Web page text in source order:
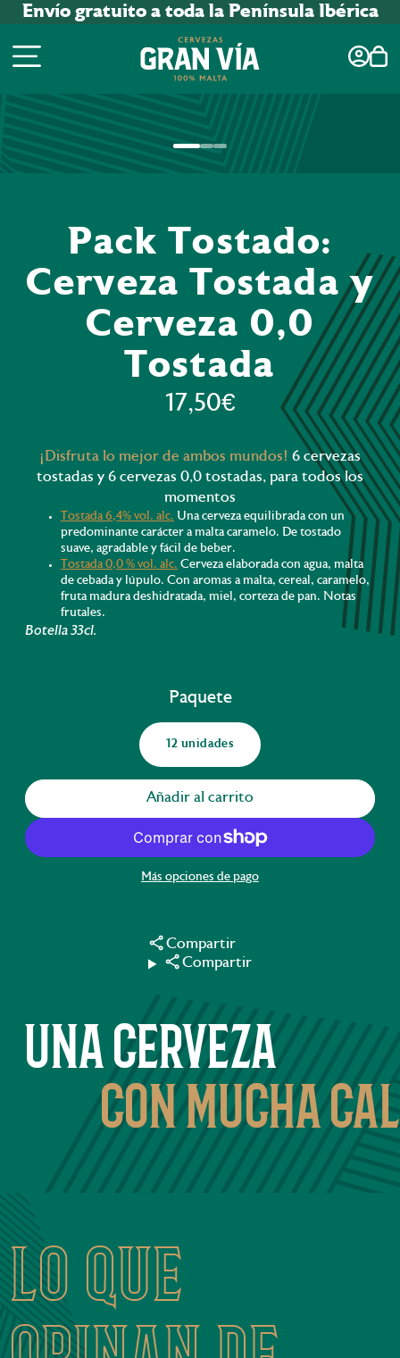
Envío gratuito a toda la Península Ibérica
Pack Tostado:
Cerveza Tostada y
Cerveza 0,0
Tostada
17,50€
¡Disfruta lo mejor de ambos mundos! 6 cervezas
tostadas y 6 cervezas 0,0 tostadas, para todos los
momentos
Tostada 6,4% vol. alc. Una cerveza equilibrada con un
predominante carácter a malta caramelo. De tostado
suave, agradable y fácil de beber.
Tostada 0,0 % vol. alc. Cerveza elaborada con agua, malta
de cebada y lúpulo. Con aromas a malta, cereal, caramelo,
fruta madura deshidratada, miel, corteza de pan. Notas
frutales.
Botella 33cl.
Paquete
12 unidades
Añadir al carrito
Más opciones de pago
Compartir
Compartir
una cerveza
con mucha
lo que